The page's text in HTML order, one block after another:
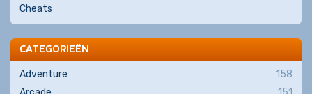
Cheats
CATEGORIEËN
Adventure
158